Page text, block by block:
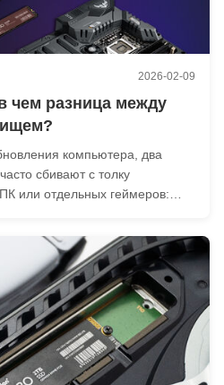
2026-02-09
чем разница между
компьютера, два
сбивают с толку
или отдельных геймеров:
оба играют жизненно важную
различны и не могут быть